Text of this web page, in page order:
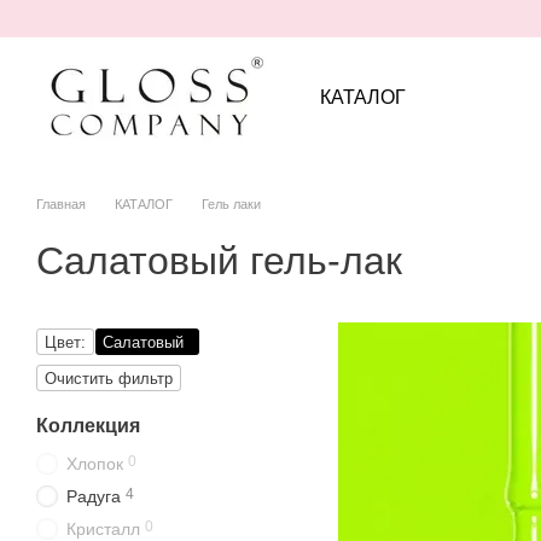
КАТАЛОГ
Главная КАТАЛОГ Гель лаки
Салатовый гель-лак
Цвет:
Салатовый
Очистить фильтр
Коллекция
Хлопок 0
Радуга 4
Кристалл 0